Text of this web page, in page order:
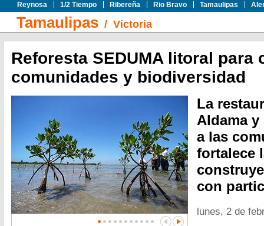
Reynosa
1/2 Tiempo Ribereña Rio Bravo Tamaulipas
Tamaulipas / Victoria
Reforesta SEDUMA litoral para
comunidades y biodiversidad
La
Aldama
a las
fortalece
con
lunes, 2 de